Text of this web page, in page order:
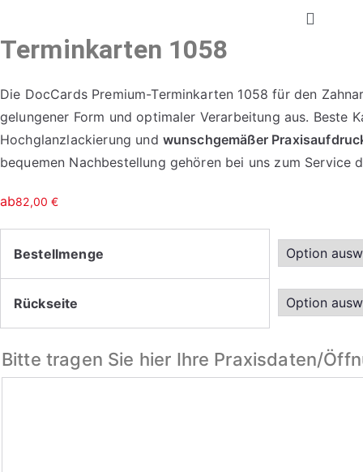
Terminkarten 1058
Die DocCards Premium-Terminkarten 1058 für den
gelungener Form und optimaler Verarbeitung aus. Beste
Hochglanzlackierung und wunschgemäßer
bequemen Nachbestellung gehören bei uns zum Service
ab82,00€
Bestellmenge
Rückseite
Bitte tragen Sie hier Ihre Praxisdaten/